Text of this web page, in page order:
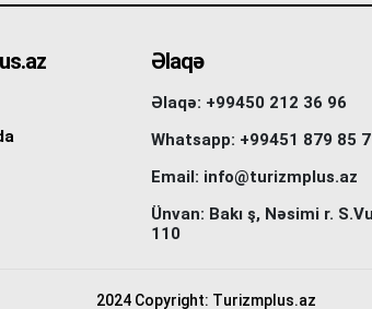
Əlaqə
Əlaqə: +99450 212 36 96
Whatsapp: +99451 879 85
Email: info@turizmplus.az
Ünvan: Bakı ş, Nəsimi r.
110
2024 Copyright: Turizmplus.az